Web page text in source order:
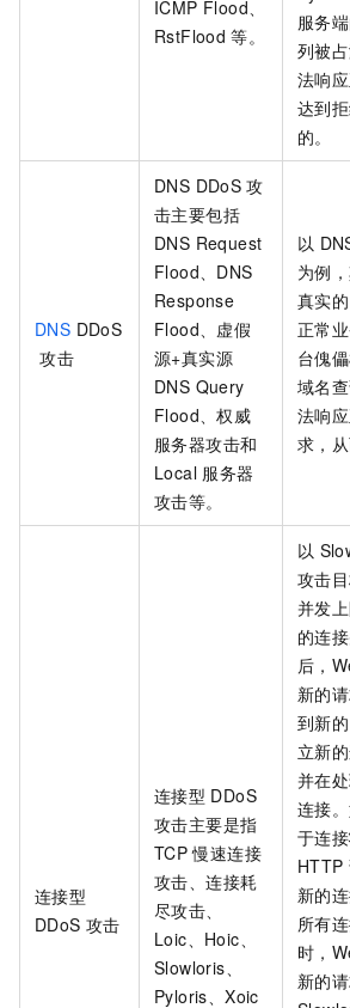
ICMP Flood、
RstFlood 等。
服务
列被
法响
达到
的。
DNS DDoS
攻击
DNS DDoS 攻
击主要包括
DNS Request
Flood、DNS
Response
Flood、虚假
源+真实源
DNS Query
Flood、权威
服务器攻击和
Local 服务器
攻击等。
以
为例
真实的
正常
台傀
域名
法响
求，
连接型
DDoS 攻击
连接型 DDoS
攻击主要是指
TCP 慢速连接
攻击、连接耗
尽攻击、
Loic、Hoic、
Slowloris、
Pyloris、Xoic
以
攻击
并发
的连
后，
新的
到新的
立新
并在
连接
于连
HTTP
新的
所有
时，
新的请